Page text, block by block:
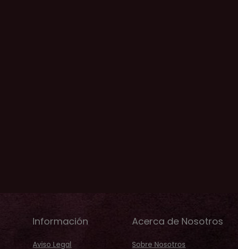
Información
Aviso Legal
Acerca de Nosotros
Sobre Nosotros